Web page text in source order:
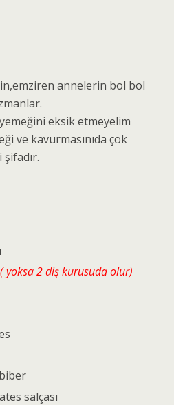
annelerin bol bol
eksik etmeyelim
ve kavurmasınıda çok
( yoksa 2 diş kurusuda olur)
salçası